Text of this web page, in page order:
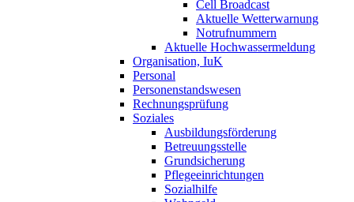
Cell Broadcast
Aktuelle Wetterwarnung
Notrufnummern
Aktuelle Hochwassermeldung
Organisation, IuK
Personal
Personenstandswesen
Rechnungsprüfung
Soziales
Ausbildungsförderung
Betreuungsstelle
Grundsicherung
Pflegeeinrichtungen
Sozialhilfe